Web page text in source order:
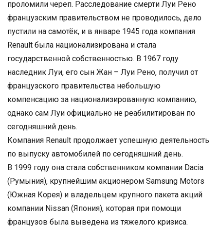
проломили череп. Расследование смерти Луи Рено
французским правительством не проводилось, дело
пустили на самотёк, и в январе 1945 года компания
Renault была национализирована и стала
государственной собственностью. В 1967 году
наследник Луи, его сын Жан – Луи Рено, получил от
французского правительства небольшую
компенсацию за национализированную компанию,
однако сам Луи официально не реабилитирован по
сегодняшний день.
Компания Renault продолжает успешную деятельность
по выпуску автомобилей по сегодняшний день.
В 1999 году она стала собственником компании Dacia
(Румыния), крупнейшим акционером Samsung Motors
(Южная Корея) и владельцем крупного пакета акций
компании Nissan (Япония), которая при помощи
французов была выведена из тяжелого кризиса.